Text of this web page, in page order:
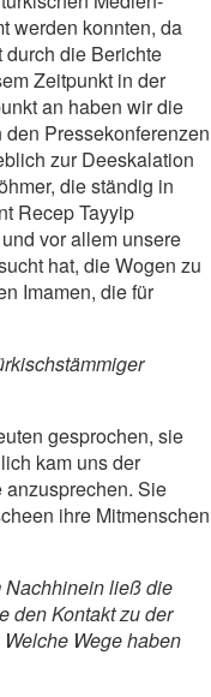
werden konnten, da
die Berichte
Zeitpunkt in der
an haben wir die
Pressekonferenzen
zur Deeskalation
die ständig in
Recep Tayyip
vor allem unsere
hat, die Wogen zu
Imamen, die für
gesprochen, sie
kam uns der
Sie
ihre Mitmenschen
ließ die
den Kontakt zu der
Wege haben